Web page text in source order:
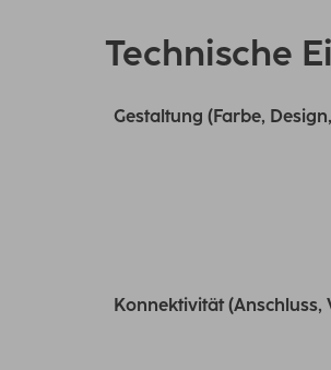
Technische
Gestaltung (Farbe,
Konnektivität (Anschluss,